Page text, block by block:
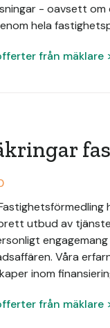
- oavsett
hela
från mäklare
utbud av
Våra
inom
från mäklare